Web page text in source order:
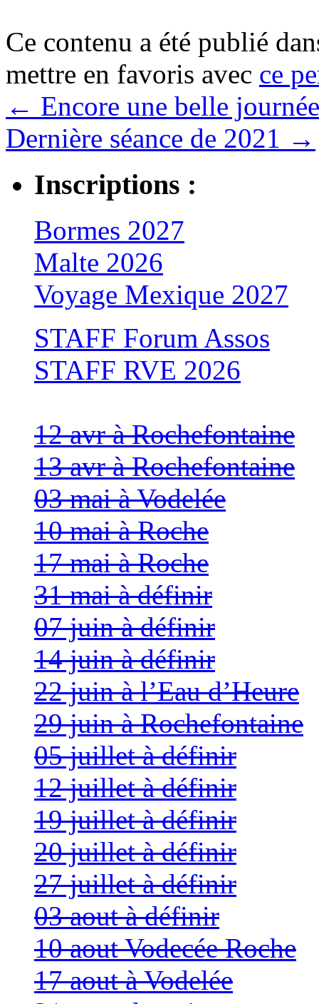
Ce contenu a été publié
mettre en favoris avec ce
← Encore une belle
Dernière séance de 2021 →
Inscriptions :
Bormes 2027
Malte 2026
Voyage Mexique 2027
STAFF Forum Assos
STAFF RVE 2026
12 avr à Rochefontaine
13 avr à Rochefontaine
03 mai à Vodelée
10 mai à Roche
17 mai à Roche
31 mai à définir
07 juin à définir
14 juin à définir
22 juin à l’Eau d’Heure
29 juin à Rochefontaine
05 juillet à définir
12 juillet à définir
19 juillet à définir
20 juillet à définir
27 juillet à définir
03 aout à définir
10 aout Vodecée Roche
17 aout à Vodelée